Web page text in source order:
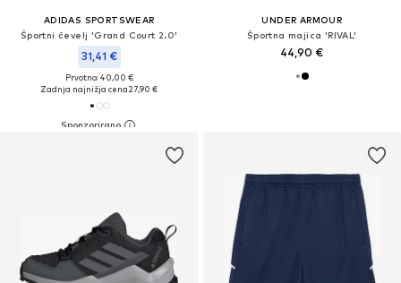
ADIDAS SPORTSWEAR
Športni čevelj 'Grand Court 2.0'
31,41 €
Prvotno: 40,00 €
Zadnja najnižja cena27,90 €
UNDER ARMOUR
Športna majica 'RIVAL'
44,90 €